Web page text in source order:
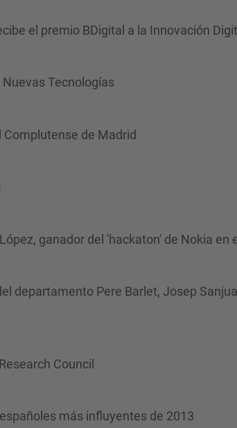
el premio BDigital a la Innovación
Tecnologías
Complutense de Madrid
ganador del 'hackaton' de Nokia en
departamento Pere Barlet, Josep
Council
más influyentes de 2013